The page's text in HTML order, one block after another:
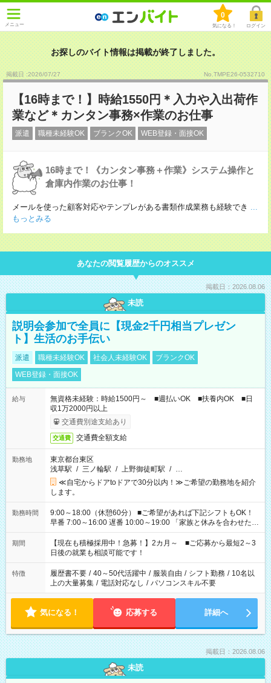
メニュー
0
気になる！ ログイン
お探しのバイト情報は掲載が終了しました。
掲載日 :2026/07/27 No.TMPE26-0532710
【16時まで！】時給1550円＊入力や入出荷作
業など＊カンタン事務×作業のお仕事
派遣 職種未経験OK ブランクOK WEB登録・面接OK
16時まで！《カンタン事務＋作業》システム操作と
倉庫内作業のお仕事！
メールを使った顧客対応やテンプレがある書類作成業務も経験でき ...
もっとみる
あなたの閲覧履歴からのオススメ
掲載日：2026.08.06
未読
説明会参加で全員に【現金2千円相当プレゼン
ト】生活のお手伝い
派遣 職種未経験OK 社会人未経験OK
ブランクOK
WEB登録・面接OK
給与
無資格未経験：時給1500円～ ■週払いOK ■扶養内OK ■日
収1万2000円以上
交通費別途支給あり
交通費 交通費全額支給
勤務地
東京都台東区
浅草駅 / 三ノ輪駅 / 上野御徒町駅 / …
≪自宅からドアtoドアで30分以内！≫ご希望の勤務地を紹介
します。
勤務時間
9:00～18:00（休憩60分） ■ご希望があれば下記シフトもOK！
早番 7:00～16:00 遅番 10:00～19:00 「家族と休みを合わせた
い」 「余裕を持って夕飯の準備がしたい」 「できれば残業はし
たくない」 など、ご希望を教えてくださいね。 ※Wワーク希望
の方へ 今ご覧のお仕事で希望する勤務時間と、もう1つのお仕事
の勤務時間。 合計で週40時間を超える場合は応募できません。
期間
【現在も積極採用中！急募！】2カ月～ ■ご応募から最短2～3
日後の就業も相談可能です！
特徴 履歴書不要 / 40～50代活躍中 / 服装自由 / シフト勤務 / 10名以
上の大量募集 / 電話対応なし / パソコンスキル不要
気になる！ 応募する 詳細へ
掲載日：2026.08.06
未読